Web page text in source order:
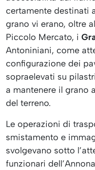
certamente destinati
grano vi erano, oltre
Piccolo Mercato, i
Antoniniani, come
configurazione dei
sopraelevati su
a mantenere il grano
del terreno.
Le operazioni di
smistamento e
svolgevano sotto
funzionari